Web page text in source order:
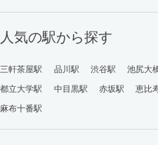
人気の駅から探す
三軒茶屋駅 品川駅 渋谷駅 池尻大
都立大学駅
中目黒駅 赤坂駅 恵比
麻布十番駅